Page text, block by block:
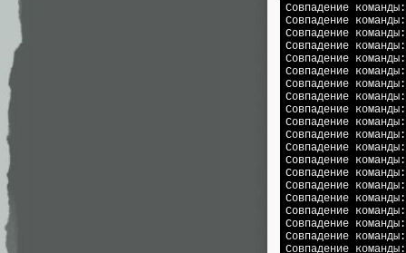
Совпадение
Совпадение
Совпадение
Совпадение
Совпадение
Совпадение
Совпадение
Совпадение
Совпадение
Совпадение
Совпадение
Совпадение
Совпадение
Совпадение
Совпадение
Совпадение
Совпадение
Совпадение
Совпадение
Совпадение